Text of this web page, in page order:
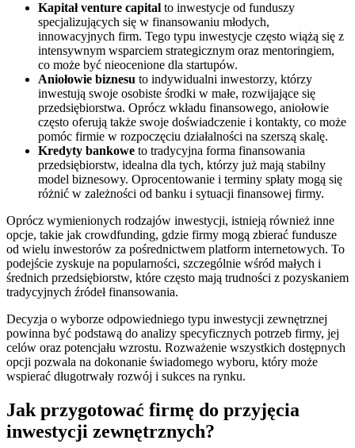
Kapitał venture capital to inwestycje od funduszy
specjalizujących się w finansowaniu młodych,
innowacyjnych firm. Tego typu inwestycje często wiążą się z
intensywnym wsparciem strategicznym oraz mentoringiem,
co może być nieocenione dla startupów.
Aniołowie biznesu to indywidualni inwestorzy, którzy
inwestują swoje osobiste środki w małe, rozwijające się
przedsiębiorstwa. Oprócz wkładu finansowego, aniołowie
często oferują także swoje doświadczenie i kontakty, co może
pomóc firmie w rozpoczęciu działalności na szerszą skalę.
Kredyty bankowe to tradycyjna forma finansowania
przedsiębiorstw, idealna dla tych, którzy już mają stabilny
model biznesowy. Oprocentowanie i terminy spłaty mogą się
różnić w zależności od banku i sytuacji finansowej firmy.
Oprócz wymienionych rodzajów inwestycji, istnieją również inne
opcje, takie jak crowdfunding, gdzie firmy mogą zbierać fundusze
od wielu inwestorów za pośrednictwem platform internetowych. To
podejście zyskuje na popularności, szczególnie wśród małych i
średnich przedsiębiorstw, które często mają trudności z pozyskaniem
tradycyjnych źródeł finansowania.
Decyzja o wyborze odpowiedniego typu inwestycji zewnętrznej
powinna być podstawą do analizy specyficznych potrzeb firmy, jej
celów oraz potencjału wzrostu. Rozważenie wszystkich dostępnych
opcji pozwala na dokonanie świadomego wyboru, który może
wspierać długotrwały rozwój i sukces na rynku.
Jak przygotować firmę do przyjęcia
inwestycji zewnętrznych?